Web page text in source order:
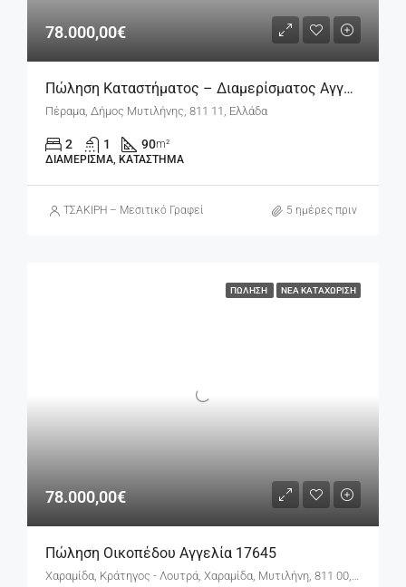
78.000,00€
Πώληση Καταστήματος – Διαμερίσματος Αγγελία 17615
Πέραμα, Δήμος Μυτιλήνης, 811 11, Ελλάδα
2 1 90m²
ΔΙΑΜΈΡΙΣΜΑ, ΚΑΤΆΣΤΗΜΑ
ΤΣΑΚΙΡΗ – Μεσιτικό Γραφείο 5 ημέρες πριν
ΠΏΛΗΣΗ ΝΈΑ ΚΑΤΑΧΏΡΙΣΗ
78.000,00€
Πώληση Οικοπέδου Αγγελία 17645
Χαραμίδα, Κράτηγος - Λουτρά, Χαραμίδα, Μυτιλήνη, 811 00, Ελλάδα